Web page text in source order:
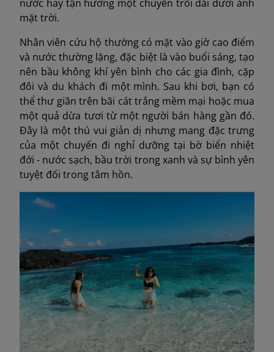
nước hay tận hưởng một chuyến trôi dài dưới ánh
mặt trời.
Nhân viên cứu hộ thường có mặt vào giờ cao điểm
và nước thường lặng, đặc biệt là vào buổi sáng, tạo
nên bầu không khí yên bình cho các gia đình, cặp
đôi và du khách đi một mình. Sau khi bơi, bạn có
thể thư giãn trên bãi cát trắng mềm mại hoặc mua
một quả dừa tươi từ một người bán hàng gần đó.
Đây là một thú vui giản dị nhưng mang đặc trưng
của một chuyến đi nghỉ dưỡng tại bờ biển nhiệt
đới - nước sạch, bầu trời trong xanh và sự bình yên
tuyệt đối trong tâm hồn.